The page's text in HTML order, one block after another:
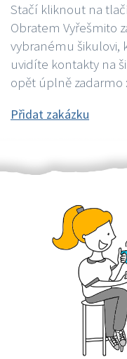
Stačí kliknout na
Obratem Vyřešmito
vybranému šikulovi,
uvidíte kontakty na
opět úplně zadarmo
Přidat zakázku